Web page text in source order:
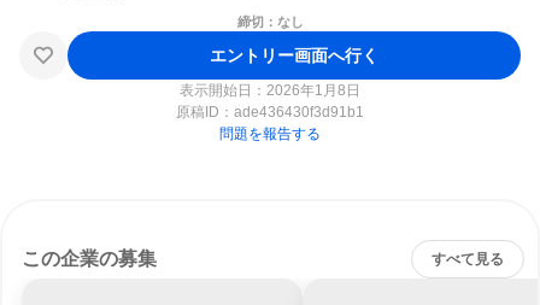
締切：なし
エントリー画面へ行く
表示開始日：2026年1月8日
原稿ID： ade436430f3d91b1
問題を報告する
この企業の募集 すべて見る